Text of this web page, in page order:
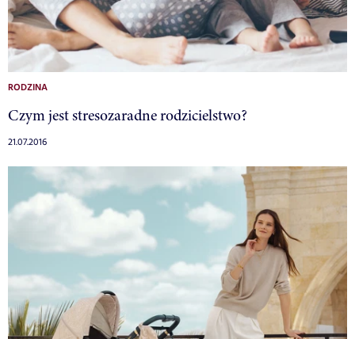
RODZINA
Czym jest stresozaradne rodzicielstwo?
21.07.2016